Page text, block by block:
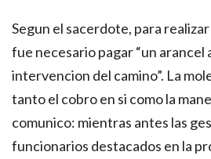
Segun el sacerdote, para
fue necesario pagar “un arancel
intervencion del camino”. La
tanto el cobro en si como la
comunico: mientras antes las
funcionarios destacados en la